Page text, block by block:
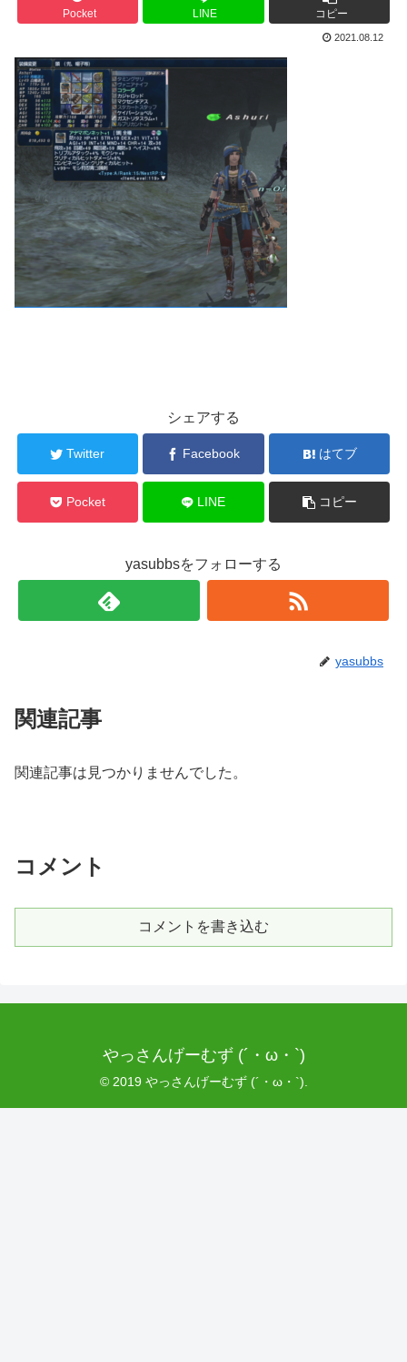
Pocket LINE コピー
2021.08.12
シェアする
Twitter Facebook はてブ
Pocket LINE コピー
yasubbsをフォローする
yasubbs
関連記事
関連記事は見つかりませんでした。
コメント
コメントを書き込む
やっさんげーむず (´・ω・`)
© 2019 やっさんげーむず (´・ω・`).